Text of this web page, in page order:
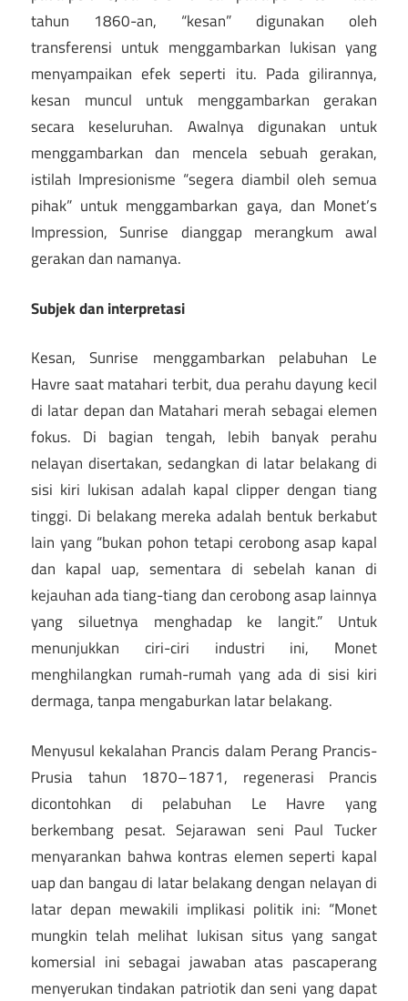
tahun 1860-an, “kesan” digunakan oleh
transferensi untuk menggambarkan lukisan yang
menyampaikan efek seperti itu. Pada gilirannya,
kesan muncul untuk menggambarkan gerakan
secara keseluruhan. Awalnya digunakan untuk
menggambarkan dan mencela sebuah gerakan,
istilah Impresionisme “segera diambil oleh semua
pihak” untuk menggambarkan gaya, dan Monet’s
Impression, Sunrise dianggap merangkum awal
gerakan dan namanya.
Subjek dan interpretasi
Kesan, Sunrise menggambarkan pelabuhan Le
Havre saat matahari terbit, dua perahu dayung kecil
di latar depan dan Matahari merah sebagai elemen
fokus. Di bagian tengah, lebih banyak perahu
nelayan disertakan, sedangkan di latar belakang di
sisi kiri lukisan adalah kapal clipper dengan tiang
tinggi. Di belakang mereka adalah bentuk berkabut
lain yang “bukan pohon tetapi cerobong asap kapal
dan kapal uap, sementara di sebelah kanan di
kejauhan ada tiang-tiang dan cerobong asap lainnya
yang siluetnya menghadap ke langit.” Untuk
menunjukkan ciri-ciri industri ini, Monet
menghilangkan rumah-rumah yang ada di sisi kiri
dermaga, tanpa mengaburkan latar belakang.
Menyusul kekalahan Prancis dalam Perang Prancis-
Prusia tahun 1870–1871, regenerasi Prancis
dicontohkan di pelabuhan Le Havre yang
berkembang pesat. Sejarawan seni Paul Tucker
menyarankan bahwa kontras elemen seperti kapal
uap dan bangau di latar belakang dengan nelayan di
latar depan mewakili implikasi politik ini: “Monet
mungkin telah melihat lukisan situs yang sangat
komersial ini sebagai jawaban atas pascaperang
menyerukan tindakan patriotik dan seni yang dapat